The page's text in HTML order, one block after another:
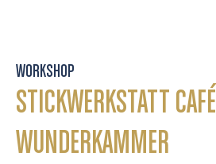
WORKSHOP
STICKWERKSTATT CAFÉ
WUNDERKAMMER